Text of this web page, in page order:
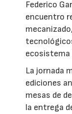
Federico
encuentro
La jornada
ediciones
mesas de
la entrega